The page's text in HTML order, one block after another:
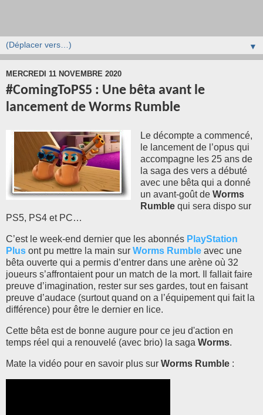
▼
MERCREDI 11 NOVEMBRE 2020
#ComingToPS5 : Une bêta avant le
lancement de Worms Rumble
Le décompte a commencé,
le lancement de l’opus qui
accompagne les 25 ans de
la saga des vers a débuté
avec une bêta qui a donné
un avant-goût de Worms
Rumblequi sera dispo sur
PS5, PS4 et PC…
C’est le week-end dernier que les abonnés PlayStation
Plus ont pu mettre la main sur Worms Rumble avec une
bêta ouverte qui a permis d’entrer dans une arène où 32
joueurs s’affrontaient pour un match de la mort. Il fallait faire
preuve d’imagination, rester sur ses gardes, tout en faisant
preuve d’audace (surtout quand on a l’équipement qui fait la
différence) pour être le dernier en lice.
Cette bêta est de bonne augure pour ce jeu d'action en
temps réel qui a renouvelé (avec brio) la saga Worms.
Mate la vidéo pour en savoir plus sur Worms Rumble :